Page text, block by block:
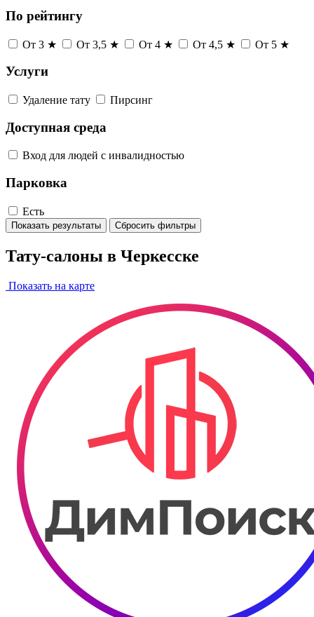
По рейтингу
От 3 ★ От 3,5 ★ От 4 ★ От 4,5 ★ От 5 ★
Услуги
Удаление тату Пирсинг
Доступная среда
Вход для людей с инвалидностью
Парковка
Есть
Показать результаты Сбросить фильтры
Тату-салоны в Черкесске
Показать на карте